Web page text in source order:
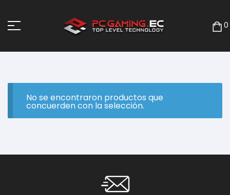
0
No se encontraron productos que
concuerden con la selección.